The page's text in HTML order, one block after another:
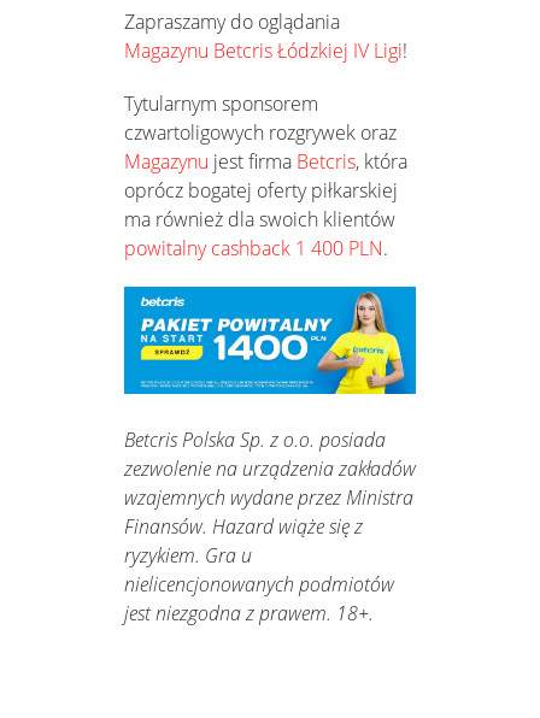
Zapraszamy do oglądania
Magazynu Betcris Łódzkiej IV Ligi!
Tytularnym sponsorem
czwartoligowych rozgrywek oraz
Magazynu jest firma Betcris, która
oprócz bogatej oferty piłkarskiej
ma również dla swoich klientów
powitalny cashback 1 400 PLN.
Betcris Polska Sp. z o.o. posiada
zezwolenie na urządzenia zakładów
wzajemnych wydane przez Ministra
Finansów. Hazard wiąże się z
ryzykiem. Gra u
nielicencjonowanych podmiotów
jest niezgodna z prawem. 18+.